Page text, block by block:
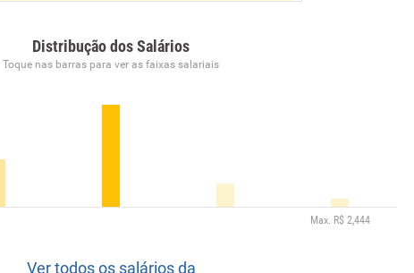
Distribução dos Salários
Toque nas barras para ver as faixas salariais
Ver todos os salários da